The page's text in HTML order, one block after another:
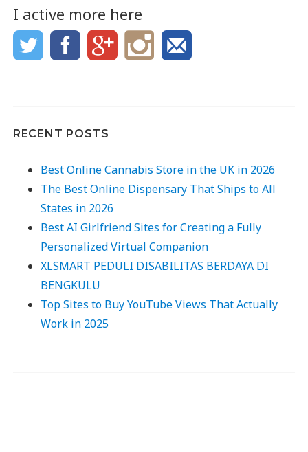
I active more here
RECENT POSTS
Best Online Cannabis Store in the UK in 2026
The Best Online Dispensary That Ships to All
States in 2026
Best AI Girlfriend Sites for Creating a Fully
Personalized Virtual Companion
XLSMART PEDULI DISABILITAS BERDAYA DI
BENGKULU
Top Sites to Buy YouTube Views That Actually
Work in 2025